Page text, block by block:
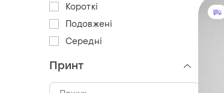
Короткі
Подовжені
Середні
Принт